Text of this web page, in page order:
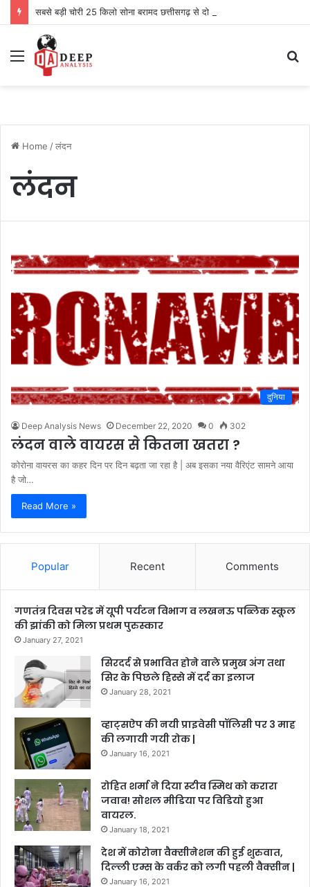
सबसे बड़ी चोरी 25 किलो सोना बरामद छत्तीसगढ़ से दो को पकड़ा
Menu
Home /लंदन
लंदन
दुनिया
Deep Analysis News December 22, 2020 0 302
लंदन वाले वायरस से कितना खतरा ?
कोरोना वायरस का कहर दिन पर दिन बढ़ता जा रहा है | अब इसका नया वैरिएंट सामने आया
है जो…
Read More »
Popular Recent Comments
गणतंत्र दिवस परेड में यूपी पर्यटन विभाग व लखनऊ पब्लिक स्कूल
की झांकी को मिला प्रथम पुरुस्कार
January 27, 2021
सिरदर्द से प्रभावित होने वाले प्रमुख अंग तथा
सिर के पिछले हिस्से में दर्द का इलाज
January 28, 2021
व्हाट्सऐप की नयी प्राइवेसी पॉलिसी पर 3 माह
की लगायी गयी रोक |
January 16, 2021
रोहित शर्मा ने दिया स्टीव स्मिथ को करारा
जवाब! सोशल मीडिया पर विडियो हुआ
वायरल.
January 18, 2021
देश में कोरोना वैक्सीनेशन की हुई शुरुवात,
दिल्ली एम्स के वर्कर को लगी पहली वैक्सीन |
January 16, 2021